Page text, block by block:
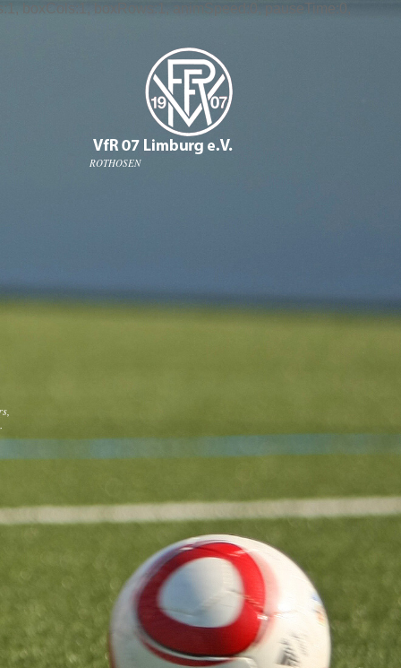
boxCols:1, boxRows:1, animSpeed:0, pauseTime:0,
ROTHOSEN